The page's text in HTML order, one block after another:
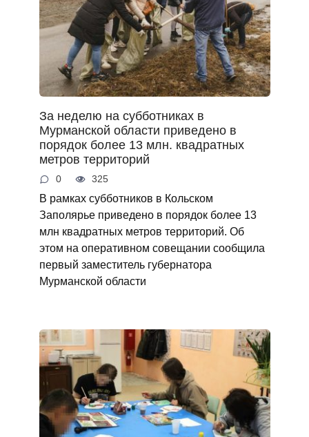
За неделю на субботниках в
Мурманской области приведено в
порядок более 13 млн. квадратных
метров территорий
0 325
В рамках субботников в Кольском
Заполярье приведено в порядок более 13
млн квадратных метров территорий. Об
этом на оперативном совещании сообщила
первый заместитель губернатора
Мурманской области